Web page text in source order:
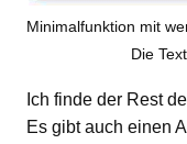
Minimalfunktion mit
Die
Ich finde der Rest
Es gibt auch einen